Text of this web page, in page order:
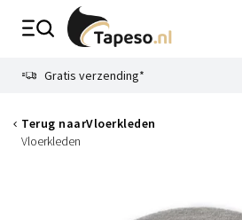
Gratis verzending*
Terug naarVloerkleden
Vloerkleden